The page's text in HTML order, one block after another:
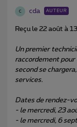
C cda AUTEUR
Reçu le 22 août à
Un premier
raccordement
second se
services.
Dates de rendez-
- le mercredi, 23
- le mercredi, 6